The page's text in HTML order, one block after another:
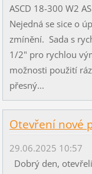
ASCD 18-300 W2
Nejedná se sice o
zmínění. Sada s
1/2" pro rychlou
možnosti použití
přesný...
Otevření nové
29.06.2025 10:57
Dobrý den,